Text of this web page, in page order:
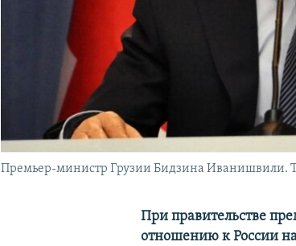
Премьер-министр Грузии Бидзина Иванишвили.
При правительстве
отношению к России